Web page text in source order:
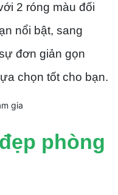
2 róng màu đối
nổi bật, sang
đơn giản gọn
chọn tốt cho bạn.
phòng